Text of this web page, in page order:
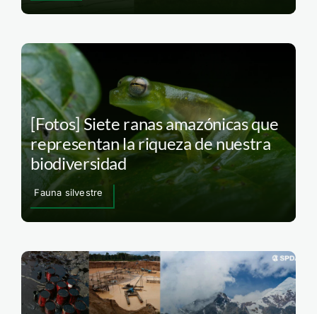
[Fotos] Siete ranas amazónicas que
representan la riqueza de nuestra
biodiversidad
Fauna silvestre